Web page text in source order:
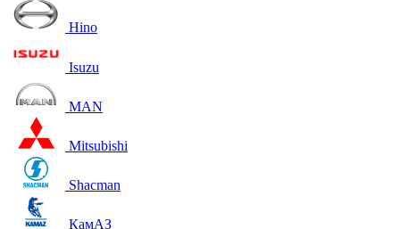
Hino
Isuzu
MAN
Mitsubishi
Shacman
КамАЗ